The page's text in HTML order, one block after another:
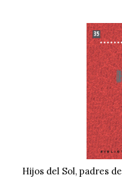
Hijos del Sol, padres